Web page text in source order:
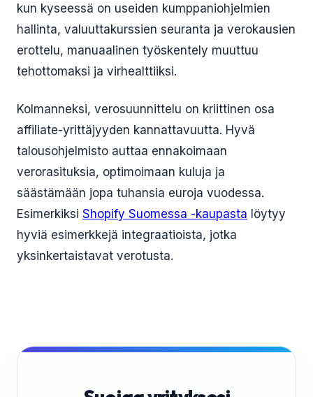
kun kyseessä on useiden kumppaniohjelmien
hallinta, valuuttakurssien seuranta ja verokausien
erottelu, manuaalinen työskentely muuttuu
tehottomaksi ja virhealttiiksi.
Kolmanneksi, verosuunnittelu on kriittinen osa
affiliate-yrittäjyyden kannattavuutta. Hyvä
talousohjelmisto auttaa ennakoimaan
verorasituksia, optimoimaan kuluja ja
säästämään jopa tuhansia euroja vuodessa.
Esimerkiksi Shopify Suomessa -kaupasta löytyy
hyviä esimerkkejä integraatioista, jotka
yksinkertaistavat verotusta.